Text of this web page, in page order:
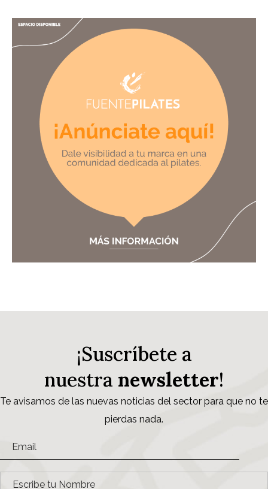
¡Suscríbete a
nuestra newsletter!
Te avisamos de las nuevas noticias del sector para que no te
pierdas nada.